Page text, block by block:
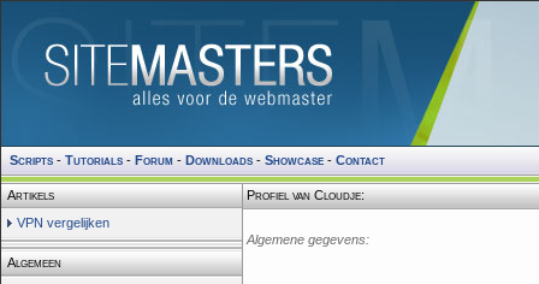
Scripts - Tutorials - Forum - Downloads - Showcase - Contact
Artikels
VPN vergelijken
Algemeen
Profiel van Cloudje:
Algemene gegevens: